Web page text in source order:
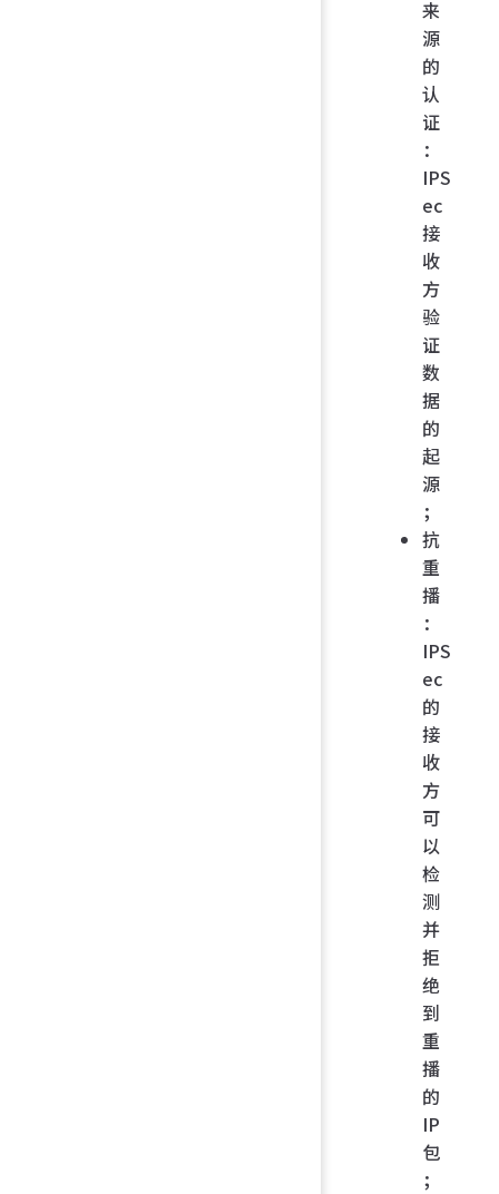
来
源
的
认
证
：
IPS
ec
接
收
方
验
证
数
据
的
起
源
；
抗
重
播
：
IPS
ec
的
接
收
方
可
以
检
测
并
拒
绝
到
重
播
的
IP
包
；